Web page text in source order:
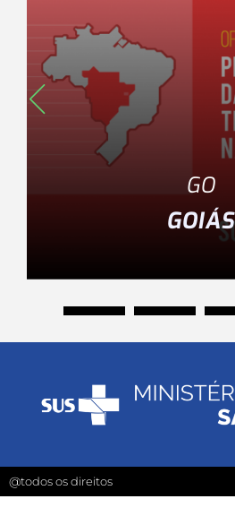
GO
GOIÁS
@todos os direitos